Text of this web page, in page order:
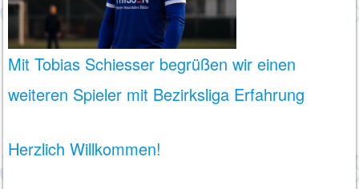
Mit Tobias Schiesser begrüßen wir einen
weiteren Spieler mit Bezirksliga Erfahrung
Herzlich Willkommen!